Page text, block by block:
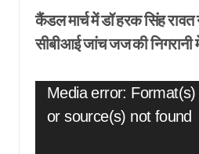
कैंडल मार्च में डॉ हरक सिंह
सीबीआई जांच जज की निगरानी
Video
Player
Media error: Format(s) not supported
or source(s) not found